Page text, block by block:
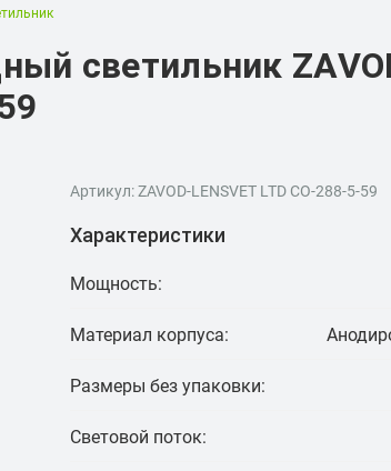
светильник
Артикул: ZAVOD-LENSVET LTD СО-288-5-59
Характеристики
Мощность:
Материал корпуса:
Размеры без упаковки:
Световой поток: